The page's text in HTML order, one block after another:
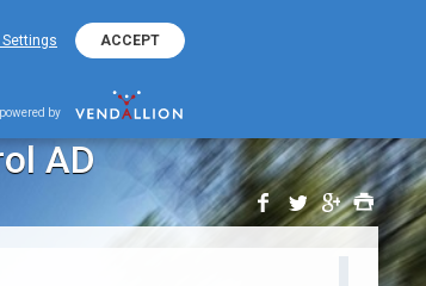
ΕΚΟ Kontakt Telefon
Godišnje Skupštine Akcionara Jugopetrol AD
Godišnje
AD
Settings ACCEPT
by